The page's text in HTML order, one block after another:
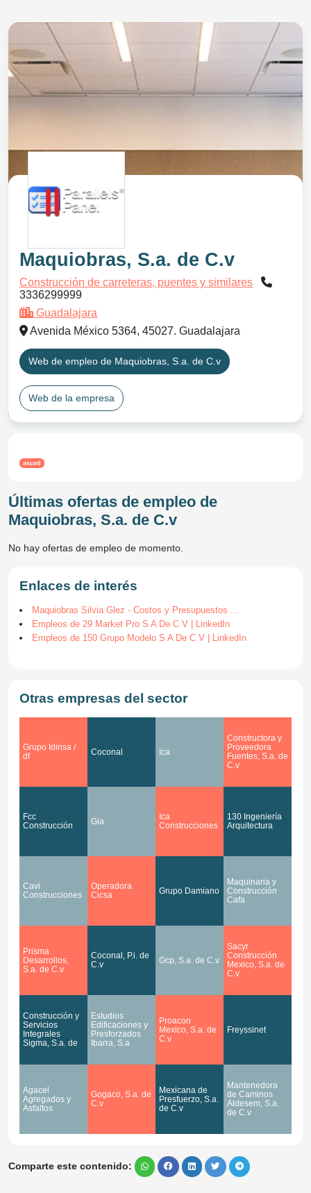
Maquiobras, S.a. de C.v
Construcción de carreteras, puentes y similares
3336299999
Guadalajara
Avenida México 5364, 45027. Guadalajara
Web de empleo de Maquiobras, S.a. de C.v
Web de la empresa
ascvd
Últimas ofertas de empleo de
Maquiobras, S.a. de C.v
No hay ofertas de empleo de momento.
Enlaces de interés
Maquiobras Silvia Glez - Costos y Presupuestos ...
Empleos de 29 Market Pro S A De C V | LinkedIn
Empleos de 150 Grupo Modelo S A De C V | LinkedIn
Otras empresas del sector
Grupo Idinsa /
df
Coconal Ica
Constructora y
Proveedora
Fuentes, S.a. de
C.v
Fcc
Construcción
Gia
Ica
Construcciones
130 Ingeniería
Arquitectura
Cavi
Construcciones
Operadora
Cicsa
Grupo Damiano
Maquinaria y
Construcción
Cafa
Prisma
Desarrollos,
S.a. de C.v
Coconal, P.i. de
C.v
Gcp, S.a. de C.v
Sacyr
Construcción
Mexico, S.a. de
C.v
Construcción y
Servicios
Integrales
Sigma, S.a. de
Estudios
Edificaciones y
Presforzados
Ibarra, S.a
Proacon
Mexico, S.a. de
C.v
Freyssinet
Agacel
Agregados y
Asfaltos
Gogaco, S.a. de
C.v
Mexicana de
Presfuerzo, S.a.
de C.v
Mantenedora
de Caminos
Aldesem, S.a.
de C.v
Comparte este contenido: